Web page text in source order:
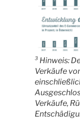
³ Hinweis:
Verkäufe
Verkäufe,